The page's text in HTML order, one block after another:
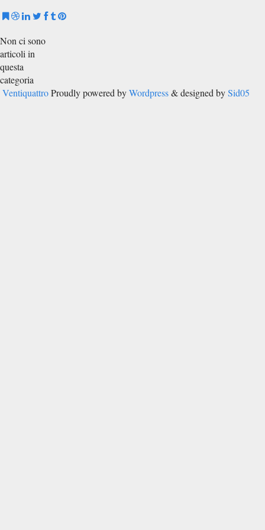
Non ci sono
articoli in
questa
categoria
Ventiquattro Proudly powered byWordpress& designed bySid05